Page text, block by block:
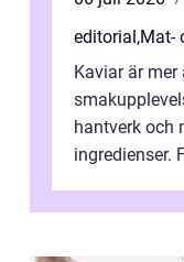
editorial ,Mat-
Kaviar är
hantverk och
ingredienser.